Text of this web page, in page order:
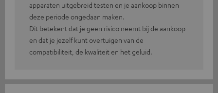
apparaten uitgebreid testen en je aankoop binnen
deze periode ongedaan maken.
Dit betekent dat je geen risico neemt bij de aankoop
en dat je jezelf kunt overtuigen van de
compatibiliteit, de kwaliteit en het geluid.